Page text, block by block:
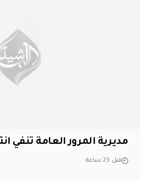
مديرية المرور العامة تنفي
قبل 23 ساعة